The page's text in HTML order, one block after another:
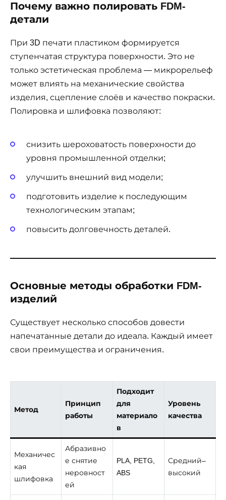
Почему важно полировать FDM-
детали
При 3D печати пластиком формируется
ступенчатая структура поверхности. Это не
только эстетическая проблема — микрорельеф
может влиять на механические свойства
изделия, сцепление слоёв и качество покраски.
Полировка и шлифовка позволяют:
снизить шероховатость поверхности до
уровня промышленной отделки;
улучшить внешний вид модели;
подготовить изделие к последующим
технологическим этапам;
повысить долговечность деталей.
Основные методы обработки FDM-
изделий
Существует несколько способов довести
напечатанные детали до идеала. Каждый имеет
свои преимущества и ограничения.
Метод
Принцип
работы
Подходит
для
материало
в
Уровень
качества
Механичес
кая
шлифовка
Абразивно
е снятие
неровност
ей
PLA, PETG,
ABS
Средний–
высокий